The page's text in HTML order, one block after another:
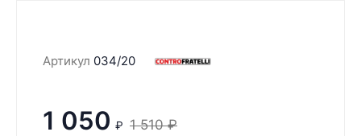
Артикул 034/20
1 050 ₽ 1 510 ₽